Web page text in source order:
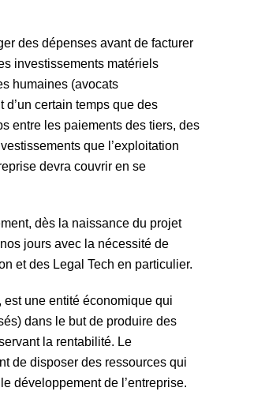
des dépenses avant de facturer
investissements matériels
humaines (avocats
d’un certain temps que des
entre les paiements des tiers, des
que l’exploitation
devra couvrir en se
dès la naissance du projet
jours avec la nécessité de
et des Legal Tech en particulier.
une entité économique qui
dans le but de produire des
la rentabilité. Le
de disposer des ressources qui
développement de l’entreprise.